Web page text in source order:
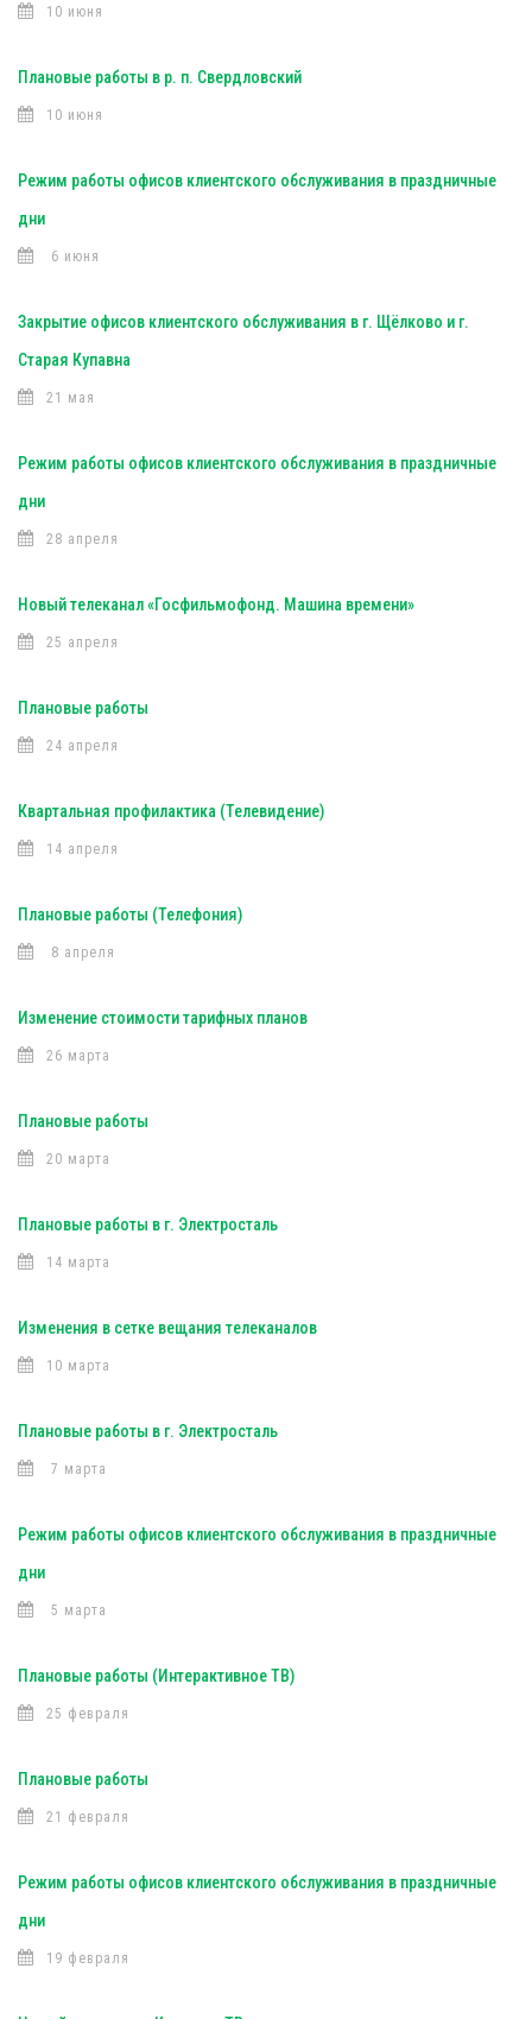
10 июня
Плановые работы в р. п. Свердловский
10 июня
Режим работы офисов клиентского обслуживания в праздничные
дни
6 июня
Закрытие офисов клиентского обслуживания в г. Щёлково и г.
Старая Купавна
21 мая
Режим работы офисов клиентского обслуживания в праздничные
дни
28 апреля
Новый телеканал «Госфильмофонд. Машина времени»
25 апреля
Плановые работы
24 апреля
Квартальная профилактика (Телевидение)
14 апреля
Плановые работы (Телефония)
8 апреля
Изменение стоимости тарифных планов
26 марта
Плановые работы
20 марта
Плановые работы в г. Электросталь
14 марта
Изменения в сетке вещания телеканалов
10 марта
Плановые работы в г. Электросталь
7 марта
Режим работы офисов клиентского обслуживания в праздничные
дни
5 марта
Плановые работы (Интерактивное ТВ)
25 февраля
Плановые работы
21 февраля
Режим работы офисов клиентского обслуживания в праздничные
дни
19 февраля